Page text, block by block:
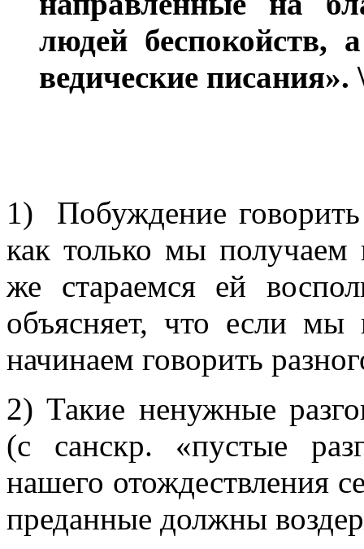
людей беспокойств,
ведические
1) Побуждение
как только мы получаем
же стараемся ей
объясняет, что если
начинаем говорить
2) Такие ненужные
(с санскр. «пустые
нашего отождествления
преданные должны